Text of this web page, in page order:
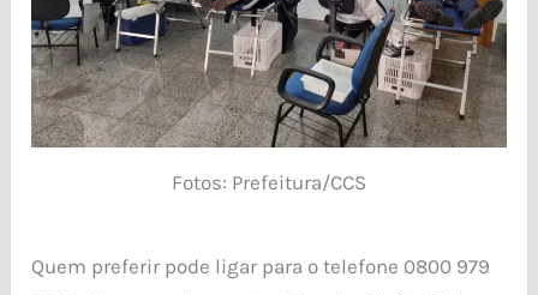
Fotos: Prefeitura/CCS
Quem preferir pode ligar para o telefone 0800 979